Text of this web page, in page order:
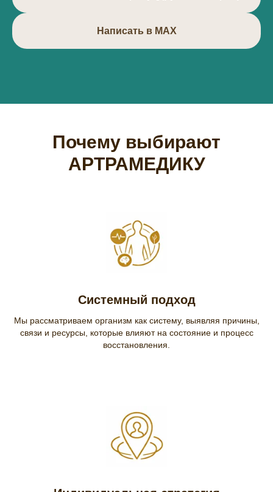
Написать в МАХ
Почему выбирают
АРТРАМЕДИКУ
Системный подход
Мы рассматриваем организм как систему, выявляя причины,
связи и ресурсы, которые влияют на состояние и процесс
восстановления.